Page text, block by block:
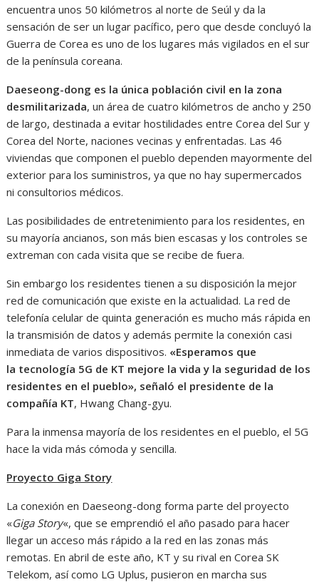
encuentra unos 50 kilómetros al norte de Seúl y da la
sensación de ser un lugar pacífico, pero que desde concluyó la
Guerra de Corea es uno de los lugares más vigilados en el sur
de la península coreana.
Daeseong-dong es la única población civil en la zona
desmilitarizada, un área de cuatro kilómetros de ancho y 250
de largo, destinada a evitar hostilidades entre Corea del Sur y
Corea del Norte, naciones vecinas y enfrentadas. Las 46
viviendas que componen el pueblo dependen mayormente del
exterior para los suministros, ya que no hay supermercados
ni consultorios médicos.
Las posibilidades de entretenimiento para los residentes, en
su mayoría ancianos, son más bien escasas y los controles se
extreman con cada visita que se recibe de fuera.
Sin embargo los residentes tienen a su disposición la mejor
red de comunicación que existe en la actualidad. La red de
telefonía celular de quinta generación es mucho más rápida en
la transmisión de datos y además permite la conexión casi
inmediata de varios dispositivos. «Esperamos que
la tecnología 5G de KT mejore la vida y la seguridad de los
residentes en el pueblo», señaló el presidente de la
compañía KT, Hwang Chang-gyu.
Para la inmensa mayoría de los residentes en el pueblo, el 5G
hace la vida más cómoda y sencilla.
Proyecto Giga Story
La conexión en Daeseong-dong forma parte del proyecto
«Giga Story«, que se emprendió el año pasado para hacer
llegar un acceso más rápido a la red en las zonas más
remotas. En abril de este año, KT y su rival en Corea SK
Telekom, así como LG Uplus, pusieron en marcha sus